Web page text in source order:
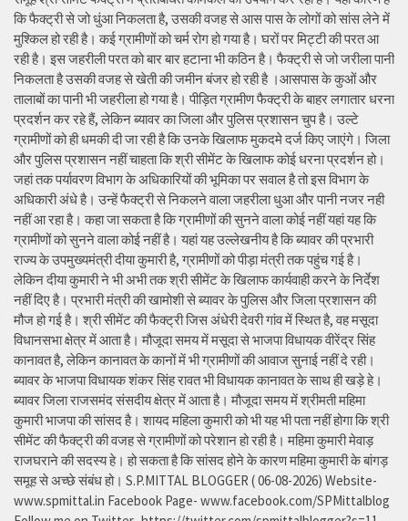
कि फैक्ट्री से जो धुंआ निकलता है, उसकी वजह से आस पास के लोगों को सांस लेने में
मुश्किल हो रही है। कई ग्रामीणों को चर्म रोग हो गया है। घरों पर मिट्टी की परत आ
रही है। इस जहरीली परत को बार बार हटाना भी कठिन है। फैक्ट्री से जो जरीला पानी
निकलता है उसकी वजह से खेती की जमीन बंजर हो रही है ।आसपास के कुओं और
तालाबों का पानी भी जहरीला हो गया है। पीड़ित ग्रामीण फैक्ट्री के बाहर लगातार धरना
प्रदर्शन कर रहे हैं, लेकिन ब्यावर का जिला और पुलिस प्रशासन चुप है। उल्टे
ग्रामीणों को ही धमकी दी जा रही है कि उनके खिलाफ मुकदमे दर्ज किए जाएंगे। जिला
और पुलिस प्रशासन नहीं चाहता कि श्री सीमेंट के खिलाफ कोई धरना प्रदर्शन हो।
जहां तक पर्यावरण विभाग के अधिकारियों की भूमिका पर सवाल है तो इस विभाग के
अधिकारी अंधे है। उन्हें फैक्ट्री से निकलने वाला जहरीला धुआ और पानी नजर नही
नहीं आ रहा है। कहा जा सकता है कि ग्रामीणों की सुनने वाला कोई नहीं यहां यह कि
ग्रामीणों को सुनने वाला कोई नहीं है। यहां यह उल्लेखनीय है कि ब्यावर की प्रभारी
राज्य के उपमुख्यमंत्री दीया कुमारी है, ग्रामीणों को पीड़ा मंत्री तक पहुंच गई है।
लेकिन दीया कुमारी ने भी अभी तक श्री सीमेंट के खिलाफ कार्यवाही करने के निर्देश
नहीं दिए है। प्रभारी मंत्री की खामोशी से ब्यावर के पुलिस और जिला प्रशासन की
मौज हो गई है। श्री सीमेंट की फैक्ट्री जिस अंधेरी देवरी गांव में स्थित है, वह मसूदा
विधानसभा क्षेत्र में आता है। मौजूदा समय में मसूदा से भाजपा विधायक वीरेंद्र सिंह
कानावत है, लेकिन कानावत के कानों में भी ग्रामीणों की आवाज सुनाई नहीं दे रही।
ब्यावर के भाजपा विधायक शंकर सिंह रावत भी विधायक कानावत के साथ ही खड़े हे।
ब्यावर जिला राजसमंद संसदीय क्षेत्र में आता है। मौजूदा समय में श्रीमती महिमा
कुमारी भाजपा की सांसद है। शायद महिला कुमारी को भी यह भी पता नहीं होगा कि श्री
सीमेंट की फैक्ट्री की वजह से ग्रामीणों को परेशान हो रही है। महिमा कुमारी मेवाड़
राजघराने की सदस्य हे। हो सकता है कि सांसद होने के कारण महिमा कुमारी के बांगड़
समूह से अच्छे संबंध हो। S.P.MITTAL BLOGGER ( 06-08-2026) Website-
www.spmittal.in Facebook Page- www.facebook.com/SPMittalblog